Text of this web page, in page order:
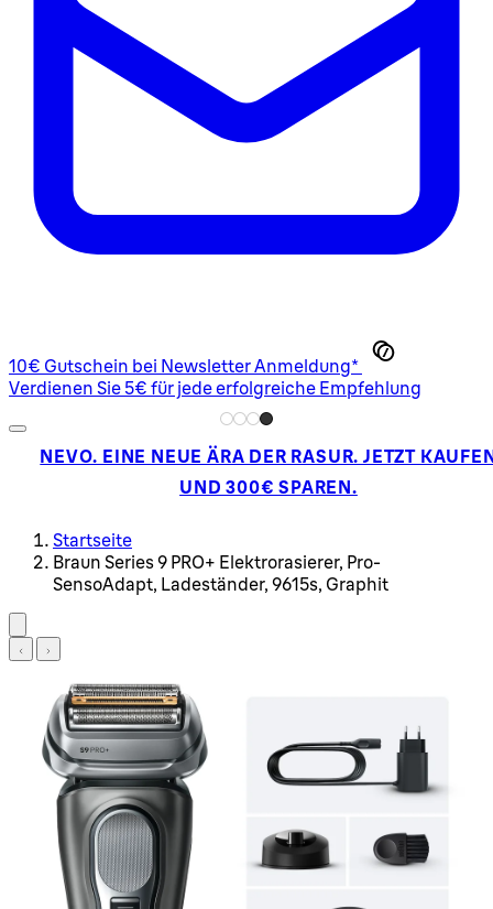
10€ Gutschein bei Newsletter Anmeldung*
Verdienen Sie 5€ für jede erfolgreiche Empfehlung
NEVO. EINE NEUE ÄRA DER RASUR. JETZT
UND 300€ SPAREN.
Startseite
Braun Series 9 PRO+ Elektrorasierer, Pro-
SensoAdapt, Ladeständer, 9615s, Graphit